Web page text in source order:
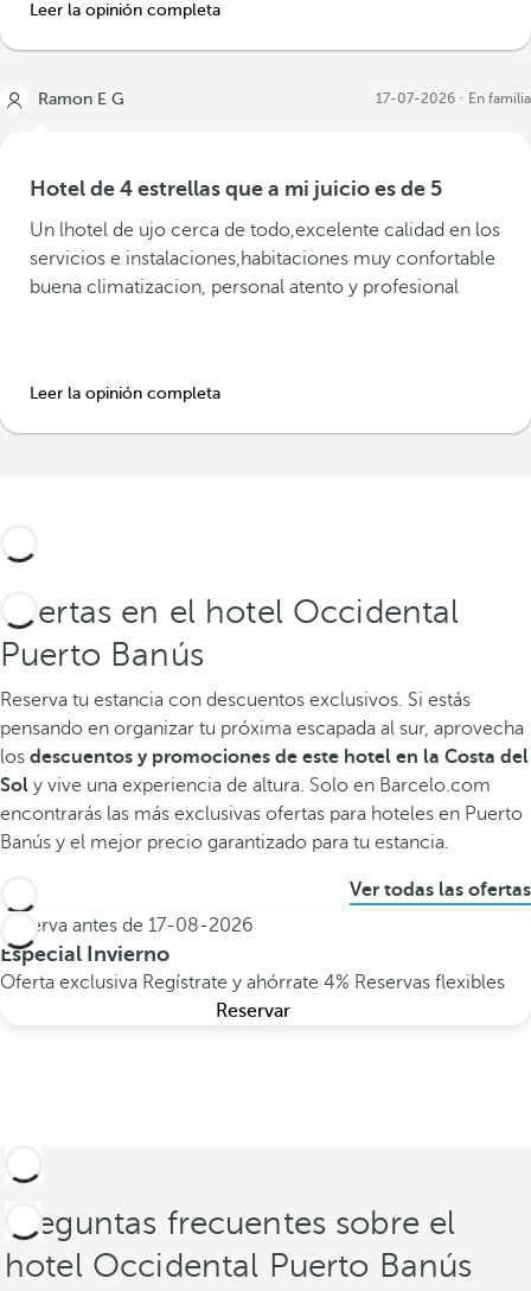
Leer la opinión completa
Ramon E G 17-07-2026 En familia
Hotel de 4 estrellas que a mi juicio es de 5
Un lhotel de ujo cerca de todo,excelente calidad en los
servicios e instalaciones,habitaciones muy confortable
buena climatizacion, personal atento y profesional
Leer la opinión completa
Ofertas en el hotel Occidental
Puerto Banús
Reserva tu estancia con descuentos exclusivos. Si estás
pensando en organizar tu próxima escapada al sur, aprovecha
los descuentos y promociones de este hotel en la Costa del
Sol y vive una experiencia de altura. Solo en Barcelo.com
encontrarás las más exclusivas ofertas para hoteles en Puerto
Banús y el mejor precio garantizado para tu estancia.
Ver todas las ofertas
Reserva antes de 17-08-2026
Especial Invierno
Oferta exclusiva Regístrate y ahórrate 4% Reservas flexibles
Reservar
Preguntas frecuentes sobre el
hotel Occidental Puerto Banús